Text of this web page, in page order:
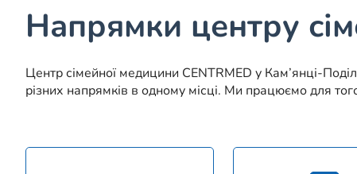
Напрямки центру
Центр сімейної медицини CENTRMED у Кам’янці-
різних напрямків в одному місці. Ми працюємо для